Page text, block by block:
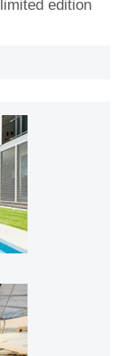
edition